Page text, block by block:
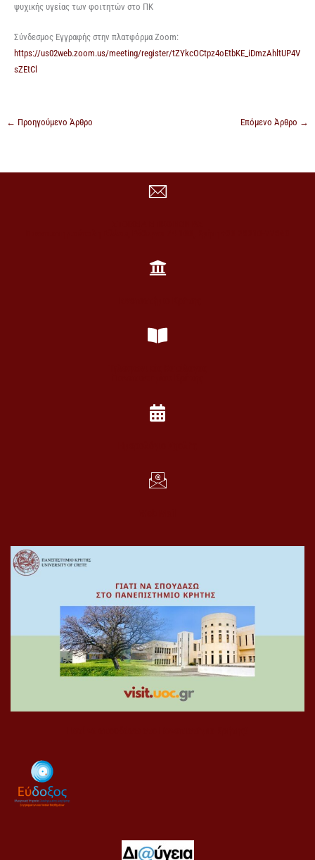
ψυχικής υγείας των φοιτητών στο ΠΚ
Σύνδεσμος Εγγραφής στην πλατφόρμα Zoom:
https://us02web.zoom.us/meeting/register/tZYkcOCtpz4oEtbKE_iDmzAhltUP4V
sZEtCl
← Προηγούμενο Άρθρο Επόμενο Άρθρο →